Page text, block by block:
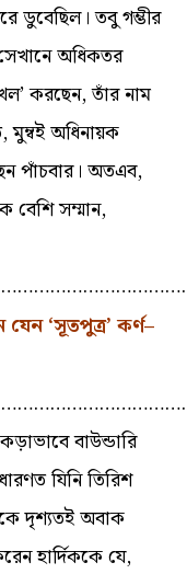
ডুবেছিল। তবু গম্ভীর
অধিকতর
করছেন, তাঁর নাম
মুম্বই অধিনায়ক
পাঁচবার। অতএব,
বেশি সম্মান,
‘সূতপুত্র’ কর্ণ–
বাউন্ডারি
যিনি তিরিশ
দৃশ্যতই অবাক
হার্দিককে যে,